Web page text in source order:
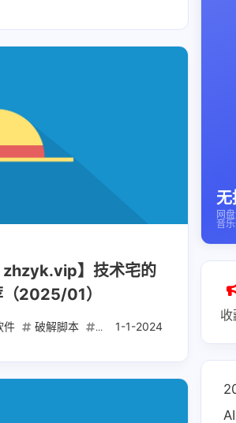
zhzyk.vip】技术宅的
2025/01）
1-1-2024
件 破解脚本 开源项目
无
网
音